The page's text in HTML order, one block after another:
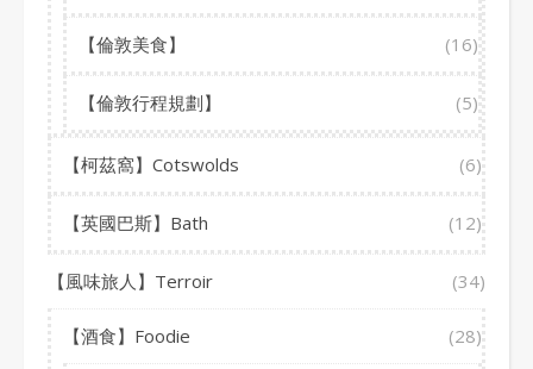
【倫敦美食】 (16)
【倫敦行程規劃】 (5)
【柯茲窩】Cotswolds (6)
【英國巴斯】Bath (12)
【風味旅人】Terroir (34)
【酒食】Foodie (28)